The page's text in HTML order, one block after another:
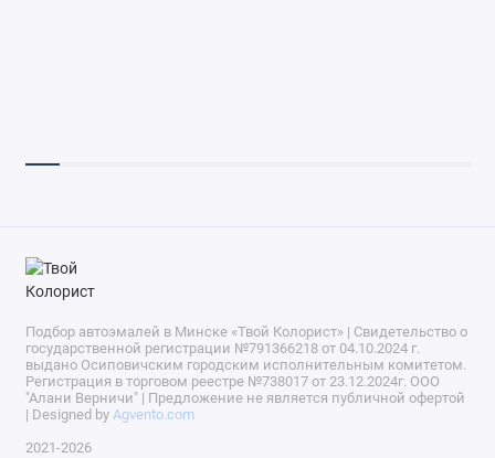
Подбор автоэмалей в Минске «Твой Колорист» | Свидетельство о
государственной регистрации №791366218 от 04.10.2024 г.
выдано Осиповичским городским исполнительным комитетом.
Регистрация в торговом реестре №738017 от 23.12.2024г. ООО
"Алани Верничи" | Предложение не является публичной офертой
| Designed by Agvento.com
2021-2026